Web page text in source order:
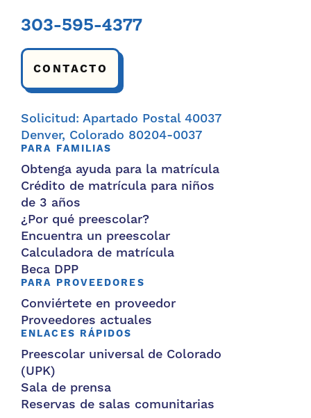
303-595-4377
CONTACTO
Solicitud: Apartado Postal 40037
Denver, Colorado 80204-0037
PARA FAMILIAS
Obtenga ayuda para la matrícula
Crédito de matrícula para niños
de 3 años
¿Por qué preescolar?
Encuentra un preescolar
Calculadora de matrícula
Beca DPP
PARA PROVEEDORES
Conviértete en proveedor
Proveedores actuales
ENLACES RÁPIDOS
Preescolar universal de Colorado
(UPK)
Sala de prensa
Reservas de salas comunitarias